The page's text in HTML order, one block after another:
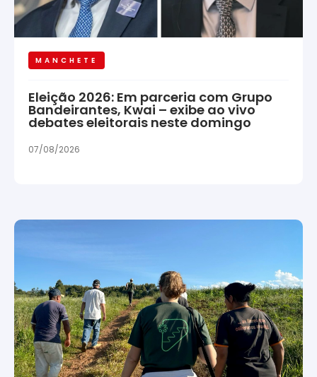
MANCHETE
Eleição 2026: Em parceria com Grupo
Bandeirantes, Kwai – exibe ao vivo
debates eleitorais neste domingo
07/08/2026